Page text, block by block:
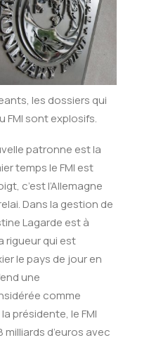
les dossiers qui
FMI sont explosifs.
patronne est la
temps le FMI est
c’est l’Allemagne
Dans la gestion de
Lagarde est à
rigueur qui est
le pays de jour en
une
comme
présidente, le FMI
milliards d’euros avec